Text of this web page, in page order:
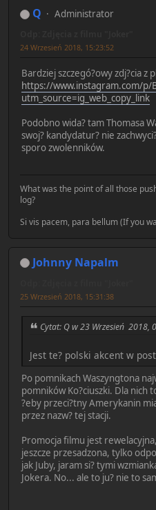
Q Administrator
24 Wrzesień 2018, 15:23:52
Bardziej szczegó?owy zdj?cia z
https://www.instagram.com/p/
utm_source=ig_web_copy_link
Podobno wida? tam Thomasa
swoj? kandydatur? nie
sporo zwolenników.
What was the point of all those
log?
Si vis pacem, para bellum (If you
Johnny Napalm
25 Wrzesień 2018, 15:31:38
Cytat: Q w 23 Wrzesień 2018,
Jest te? polski akcent w
Po pomnikach Waszyngtona
pomników Ko?ciuszki. Dla nich
?eby przeci?tny Amerykanin
przez nazw? tej stacji.
Promocja filmu jest
jeszcze przesadzona, tylko
jak Juby, jaram si? tymi
Jokera. No... ale to ju? nie to